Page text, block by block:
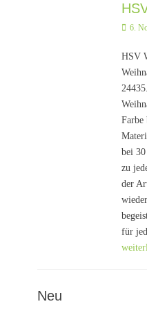
Posted
6.
HSV
Farbe
bei
zu
der
für
Neu